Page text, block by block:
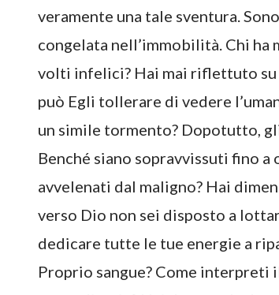
veramente una tale sventura.
congelata nell’immobilità. Chi
volti infelici? Hai mai riflettuto su
può Egli tollerare di vedere
un simile tormento? Dopotutto,
Benché siano sopravvissuti fino
avvelenati dal maligno? Hai
verso Dio non sei disposto a
dedicare tutte le tue energie a
Proprio sangue? Come interpreti